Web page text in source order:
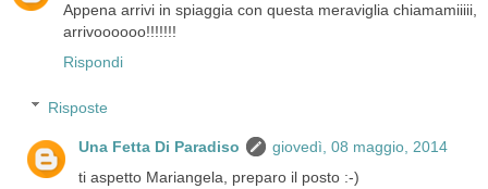
Appena arrivi in spiaggia con questa meraviglia chiamamiiiii,
arrivoooooo!!!!!!!
Rispondi
Risposte
Una Fetta Di Paradiso
giovedì, 08 maggio, 2014
ti aspetto Mariangela, preparo il posto :-)